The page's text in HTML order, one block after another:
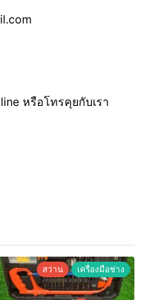
หรือโทรคุยกับเรา
สว่าน เครื่องมือช่าง